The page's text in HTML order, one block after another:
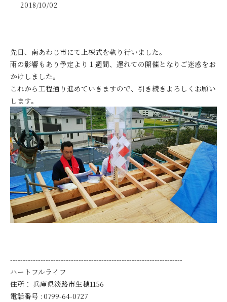
2018/10/02
先日、南あわじ市にて上棟式を執り行いました。
雨の影響もあり予定より１週間、遅れての開催となりご迷惑をお
かけしました。
これから工程通り進めていきますので、引き続きよろしくお願い
します。
--------------------------------------------------------------------
ハートフルライフ
住所： 兵庫県淡路市生穂1156
電話番号 : 0799-64-0727